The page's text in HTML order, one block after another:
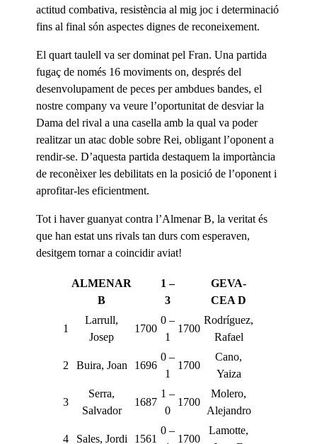
actitud combativa, resistència al mig joc i determinació
fins al final són aspectes dignes de reconeixement.
El quart taulell va ser dominat pel Fran. Una partida
fugaç de només 16 moviments on, després del
desenvolupament de peces per ambdues bandes, el
nostre company va veure l’oportunitat de desviar la
Dama del rival a una casella amb la qual va poder
realitzar un atac doble sobre Rei, obligant l’oponent a
rendir-se. D’aquesta partida destaquem la importància
de reconèixer les debilitats en la posició de l’oponent i
aprofitar-les eficientment.
Tot i haver guanyat contra l’Almenar B, la veritat és
que han estat uns rivals tan durs com esperaven,
desitgem tornar a coincidir aviat!
ALMENAR
B
1 –
3
GEVA-
CEA D
1
Larrull,
Josep
1700
0 –
1
1700
Rodríguez,
Rafael
2 Buira, Joan 1696
0 –
1
1700
Cano,
Yaiza
3
Serra,
Salvador
1687
1 –
0
1700
Molero,
Alejandro
4 Sales, Jordi 1561
0 –
1700
Lamotte,